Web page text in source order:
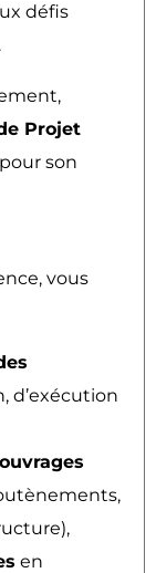
défis
Projet
son
vous
d’exécution
en